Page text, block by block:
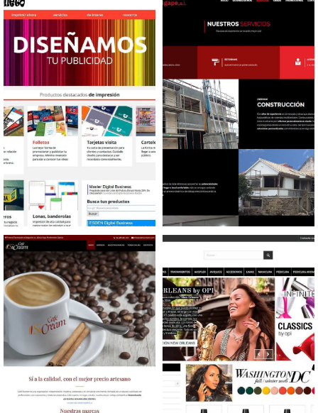
Abogados
Redondo
Diseño tienda online
Impresión de folletos
Diseño web Reformas y
Construcciones